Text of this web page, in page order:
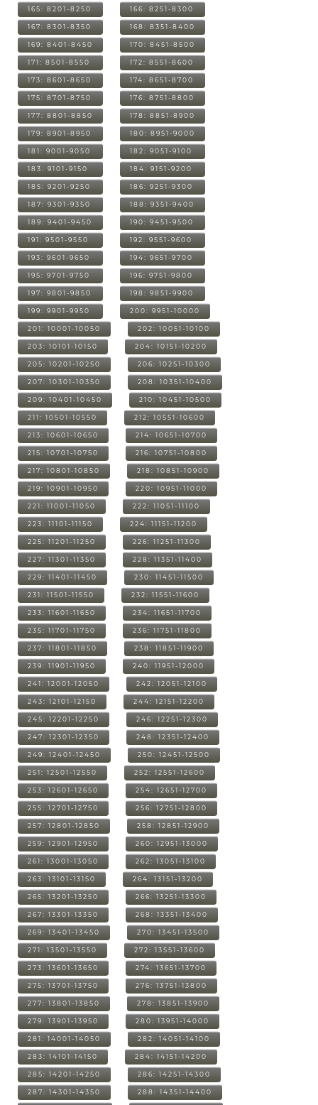
165: 8201-8250 166: 8251-8300
167: 8301-8350 168: 8351-8400
169: 8401-8450 170: 8451-8500
171: 8501-8550 172: 8551-8600
173: 8601-8650 174: 8651-8700
175: 8701-8750 176: 8751-8800
177: 8801-8850 178: 8851-8900
179: 8901-8950 180: 8951-9000
181: 9001-9050 182: 9051-9100
183: 9101-9150 184: 9151-9200
185: 9201-9250 186: 9251-9300
187: 9301-9350 188: 9351-9400
189: 9401-9450 190: 9451-9500
191: 9501-9550 192: 9551-9600
193: 9601-9650 194: 9651-9700
195: 9701-9750 196: 9751-9800
197: 9801-9850 198: 9851-9900
199: 9901-9950 200: 9951-10000
201: 10001-10050 202: 10051-10100
203: 10101-10150 204: 10151-10200
205: 10201-10250 206: 10251-10300
207: 10301-10350 208: 10351-10400
209: 10401-10450 210: 10451-10500
211: 10501-10550 212: 10551-10600
213: 10601-10650 214: 10651-10700
215: 10701-10750 216: 10751-10800
217: 10801-10850 218: 10851-10900
219: 10901-10950 220: 10951-11000
221: 11001-11050 222: 11051-11100
223: 11101-11150 224: 11151-11200
225: 11201-11250 226: 11251-11300
227: 11301-11350 228: 11351-11400
229: 11401-11450 230: 11451-11500
231: 11501-11550 232: 11551-11600
233: 11601-11650 234: 11651-11700
235: 11701-11750 236: 11751-11800
237: 11801-11850 238: 11851-11900
239: 11901-11950 240: 11951-12000
241: 12001-12050 242: 12051-12100
243: 12101-12150 244: 12151-12200
245: 12201-12250 246: 12251-12300
247: 12301-12350 248: 12351-12400
249: 12401-12450 250: 12451-12500
251: 12501-12550 252: 12551-12600
253: 12601-12650 254: 12651-12700
255: 12701-12750 256: 12751-12800
257: 12801-12850 258: 12851-12900
259: 12901-12950 260: 12951-13000
261: 13001-13050 262: 13051-13100
263: 13101-13150 264: 13151-13200
265: 13201-13250 266: 13251-13300
267: 13301-13350 268: 13351-13400
269: 13401-13450 270: 13451-13500
271: 13501-13550 272: 13551-13600
273: 13601-13650 274: 13651-13700
275: 13701-13750 276: 13751-13800
277: 13801-13850 278: 13851-13900
279: 13901-13950 280: 13951-14000
281: 14001-14050 282: 14051-14100
283: 14101-14150 284: 14151-14200
285: 14201-14250 286: 14251-14300
287: 14301-14350 288: 14351-14400